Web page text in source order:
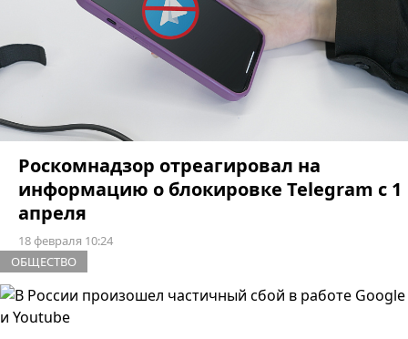
Роскомнадзор отреагировал на
информацию о блокировке Telegram с 1
апреля
18 февраля 10:24
ОБЩЕСТВО